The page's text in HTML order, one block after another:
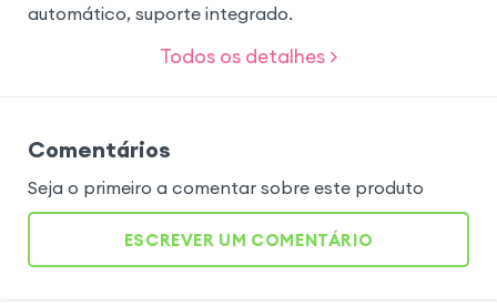
automático, suporte integrado.
Todos os detalhes >
Comentários
Seja o primeiro a comentar sobre este produto
ESCREVER UM COMENTÁRIO